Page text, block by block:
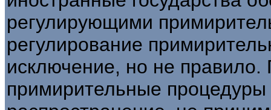
регулирующими
регулирование
исключение, но не
примирительные